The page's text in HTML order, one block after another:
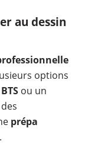
au dessin
options
BTS ou un
prépa